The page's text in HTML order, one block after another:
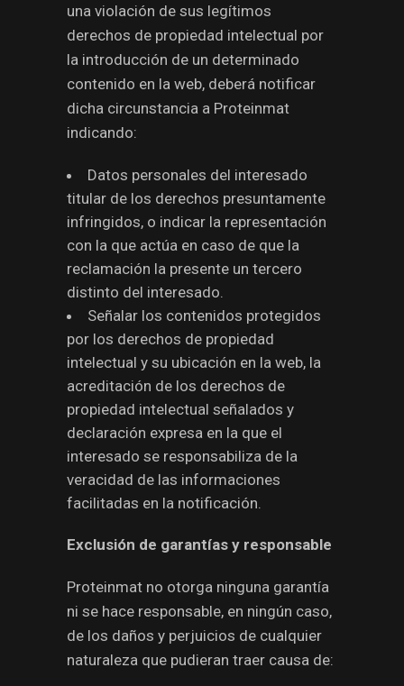
una violación de sus legítimos
derechos de propiedad intelectual por
la introducción de un determinado
contenido en la web, deberá notificar
dicha circunstancia a Proteinmat
indicando:
Datos personales del interesado
titular de los derechos presuntamente
infringidos, o indicar la representación
con la que actúa en caso de que la
reclamación la presente un tercero
distinto del interesado.
Señalar los contenidos protegidos
por los derechos de propiedad
intelectual y su ubicación en la web, la
acreditación de los derechos de
propiedad intelectual señalados y
declaración expresa en la que el
interesado se responsabiliza de la
veracidad de las informaciones
facilitadas en la notificación.
Exclusión de garantías y responsable
Proteinmat no otorga ninguna garantía
ni se hace responsable, en ningún caso,
de los daños y perjuicios de cualquier
naturaleza que pudieran traer causa de: